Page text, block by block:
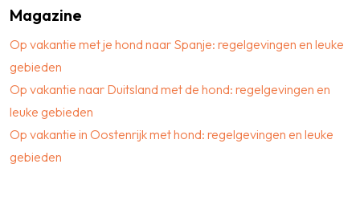
Magazine
Op vakantie met je hond naar Spanje: regelgevingen en leuke
gebieden
Op vakantie naar Duitsland met de hond: regelgevingen en
leuke gebieden
Op vakantie in Oostenrijk met hond: regelgevingen en leuke
gebieden